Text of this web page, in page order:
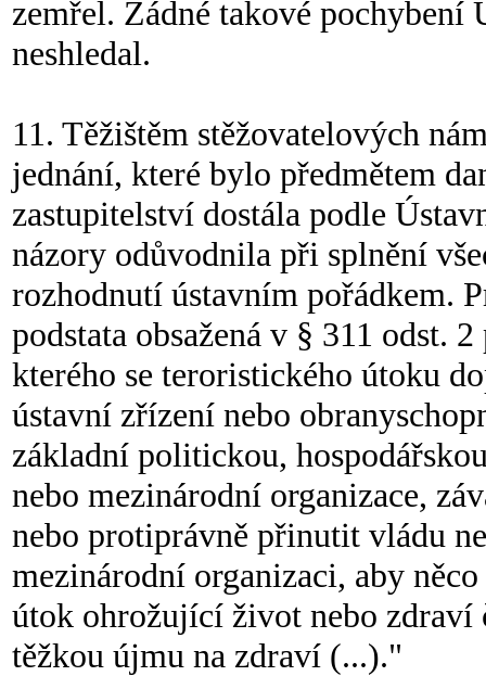
zemřel. Žádné takové pochybení
neshledal.
11. Těžištěm stěžovatelových
jednání, které bylo předmětem
zastupitelství dostála podle
názory odůvodnila při splnění
rozhodnutí ústavním pořádkem.
podstata obsažená v § 311 odst.
kterého se teroristického útoku
ústavní zřízení nebo
základní politickou,
nebo mezinárodní organizace,
nebo protiprávně přinutit vládu
mezinárodní organizaci, aby
útok ohrožující život nebo zdraví
těžkou újmu na zdraví (...)."